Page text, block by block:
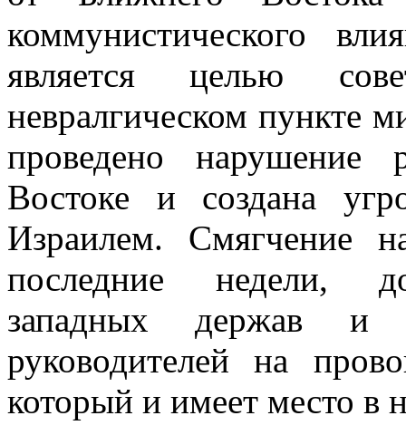
коммунистического
является целью
невралгическом пункте
проведено нарушение
Востоке и создана
Израилем. Смягчение
последние недели,
западных держав и
руководителей на
который и имеет место в